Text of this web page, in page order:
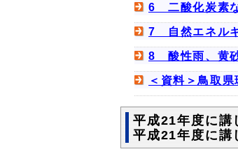
6 二酸化炭素
7 自然エネル
8 酸性雨、黄
＜資料＞鳥取
平成21年度に講
平成21年度に講